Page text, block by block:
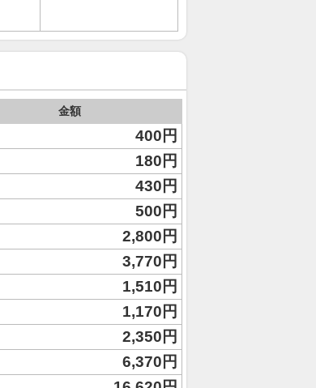
金額
400円
180円
430円
500円
2,800円
3,770円
1,510円
1,170円
2,350円
6,370円